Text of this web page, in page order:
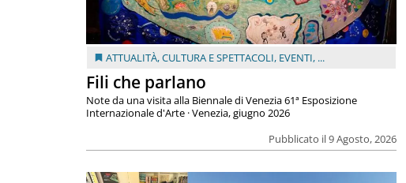
ATTUALITÀ,CULTURA E SPETTACOLI, EVENTI, ...
Fili che parlano
Pubblicato il 9 Agosto, 2026
Note da una visita alla Biennale di Venezia 61ª Esposizione
Internazionale d'Arte · Venezia, giugno 2026